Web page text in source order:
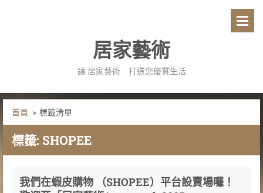
居家藝術
讓 居家藝術 打造您優質生活
首頁 > 標籤清單
標籤: SHOPEE
我們在蝦皮購物 （SHOPEE）平台設賣場囉！